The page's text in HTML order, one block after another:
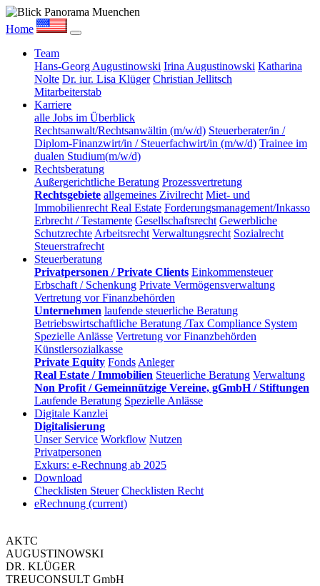
Home
Team
Hans-Georg Augustinowski Irina Augustinowski Katharina
Nolte Dr. iur. Lisa Klüger Christian Jellitsch
Mitarbeiterstab
Karriere
alle Jobs im Überblick
Rechtsanwalt/Rechtsanwältin (m/w/d) Steuerberater/in /
Diplom-Finanzwirt/in / Steuerfachwirt/in (m/w/d) Trainee im
dualen Studium(m/w/d)
Rechtsberatung
Außergerichtliche Beratung Prozessvertretung
Rechtsgebiete allgemeines Zivilrecht Miet- und
Immobilienrecht Real Estate Forderungsmanagement/Inkasso
Erbrecht / Testamente Gesellschaftsrecht Gewerbliche
Schutzrechte Arbeitsrecht Verwaltungsrecht Sozialrecht
Steuerstrafrecht
Steuerberatung
Privatpersonen / Private Clients Einkommensteuer
Erbschaft / Schenkung Private Vermögensverwaltung
Vertretung vor Finanzbehörden
Unternehmen laufende steuerliche Beratung
Betriebswirtschaftliche Beratung /Tax Compliance System
Spezielle Anlässe Vertretung vor Finanzbehörden
Künstlersozialkasse
Private Equity Fonds Anleger
Real Estate / Immobilien Steuerliche Beratung Verwaltung
Non Profit / Gemeinnützige Vereine, gGmbH / Stiftungen
Laufende Beratung Spezielle Anlässe
Digitale Kanzlei
Digitalisierung
Unser Service Workflow Nutzen
Privatpersonen
Exkurs: e-Rechnung ab 2025
Download
Checklisten Steuer Checklisten Recht
eRechnung (current)
AKTC
AUGUSTINOWSKI
DR. KLÜGER
TREUCONSULT GmbH